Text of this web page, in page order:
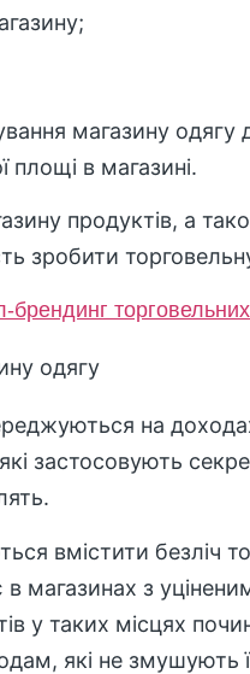
магазину
площі в магазині.
продуктів, а
зробити
брендинг
на
застосовують
вмістити безліч
в магазинах з
у таких місцях
які не змушують